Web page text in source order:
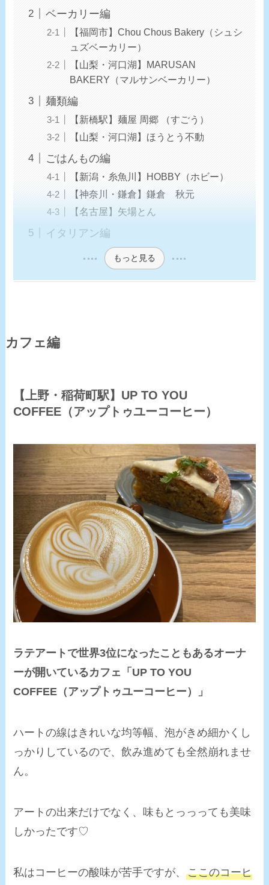
ベーカリー編
【福岡市】Chou Chous Bakery（シュシ
ュズベーカリー）
【山梨・河口湖】MARUSAN
BAKERY（マルサンベーカリー）
麺類編
【新橋駅】麺屋 周郷 （すごう）
【山梨・河口湖】ほうとう不動
ごはんもの編
【新潟・糸魚川】HOBBY（ホビー）
【神奈川・鎌倉】鎌倉 秋元
【名古屋】矢場とん
イタリアン編
もっと見る
カフェ編
【上野・稲荷町駅】UP TO YOU
COFFEE（アップトゥユーコーヒー）
ラテアートで世界3位になったこともあるオーナ
ーが開いているカフェ「UP TO YOU
COFFEE（アップトゥユーコーヒー）」
ハートの線はきれいな均等幅、泡がきめ細かくし
っかりしているので、飲み進めても全然崩れませ
ん。
アートの出来だけでなく、味もとっっっても美味
しかったです♡
私はコーヒーの酸味が苦手ですが、ここのコーヒ